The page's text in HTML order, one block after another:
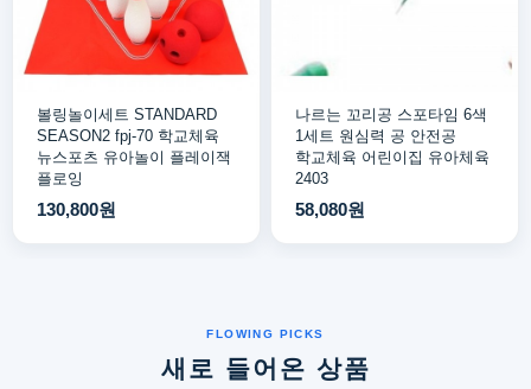
볼링놀이세트 STANDARD
SEASON2 fpj-70 학교체육
뉴스포츠 유아놀이 플레이잭
플로잉
130,800원
나르는 꼬리공 스포타임 6색
1세트 원심력 공 안전공
학교체육 어린이집 유아체육
2403
58,080원
새로 들어온 상품